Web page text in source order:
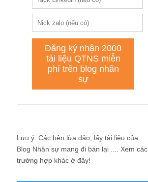
Lưu ý: Các bên lừa đảo, lấy tài liệu của
Blog Nhân sự mang đi bán lại .... Xem các
trường hợp khác ở đây!